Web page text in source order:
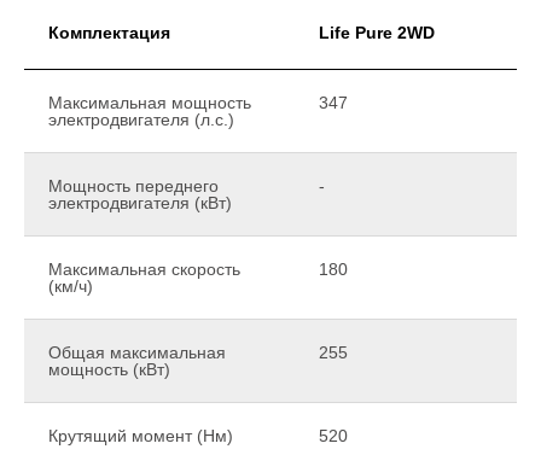
Комплектация Life Pure 2WD
Максимальная мощность
электродвигателя (л.с.)
347
Мощность переднего
электродвигателя (кВт)
-
Максимальная скорость
(км/ч)
180
Общая максимальная
мощность (кВт)
255
Крутящий момент (Нм) 520